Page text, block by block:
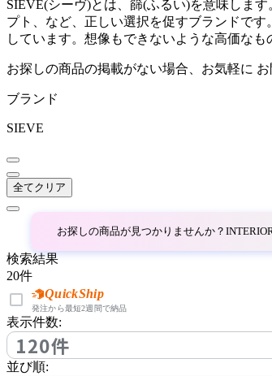
アイネクス
Andreu World
アンドリューワールド
アノニマカステッリ
Another Garden
SIEVE(シーヴ)とは、篩(ふるい)を意味しま
プト、など、正しい選択を促すブランドで
しています。想像もできないような高価な
お探しの商品の掲載がない場合、お気軽に
ブランド
SIEVE
全てクリア
お探しの商品が見つかりませんか？
検索結果
20件
QuickShip
発注から最短2週間で納品
表示件数:
120件
並び順: